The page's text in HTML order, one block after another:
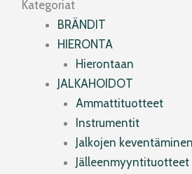
Kategoriat
BRÄNDIT
HIERONTA
Hierontaan
JALKAHOIDOT
Ammattituotteet
Instrumentit
Jalkojen
Jälleenmyyntituotteet